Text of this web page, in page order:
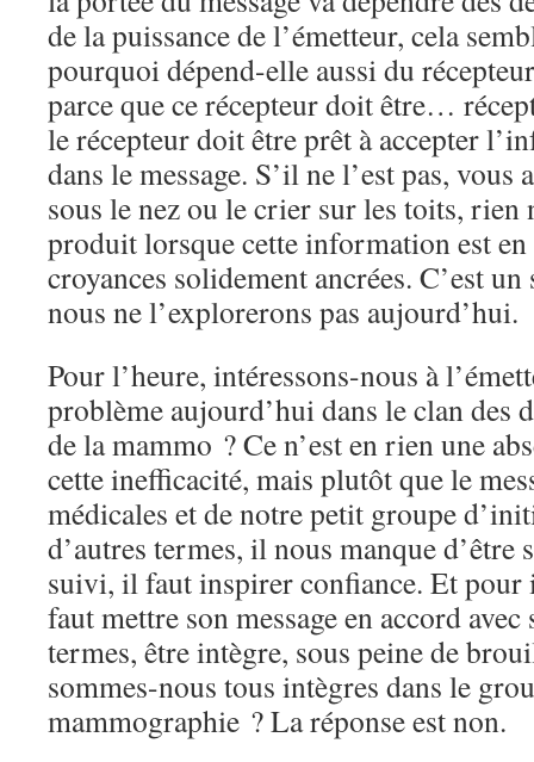
de la puissance de l’émetteur, cela
pourquoi dépend-elle aussi du
parce que ce récepteur doit être…
le récepteur doit être prêt à accepter
dans le message. S’il ne l’est pas,
sous le nez ou le crier sur les toits, rien
produit lorsque cette information est
croyances solidement ancrées. C’est
nous ne l’explorerons pas aujourd’hui.
Pour l’heure, intéressons-nous à
problème aujourd’hui dans le clan des
de la mammo ? Ce n’est en rien une
cette inefficacité, mais plutôt que le
médicales et de notre petit groupe
d’autres termes, il nous manque
suivi, il faut inspirer confiance. Et
faut mettre son message en accord avec
termes, être intègre, sous peine de
sommes-nous tous intègres dans le
mammographie ? La réponse est non.